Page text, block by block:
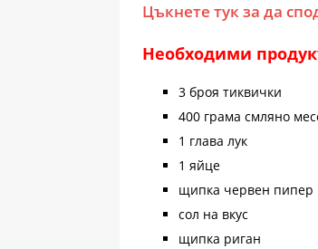
Цъкнете тук за да
Необходими
3 броя тиквички
400 грама смляно
1 глава лук
1 яйце
щипка червен пипер
сол на вкус
щипка риган